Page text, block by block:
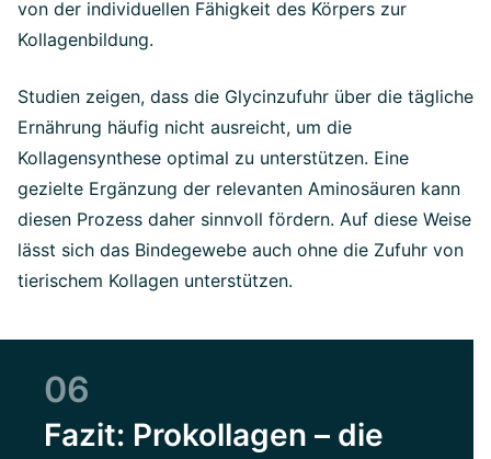
von der individuellen Fähigkeit des Körpers zur
Kollagenbildung.
Studien zeigen, dass die Glycinzufuhr über die tägliche
Ernährung häufig nicht ausreicht, um die
Kollagensynthese optimal zu unterstützen. Eine
gezielte Ergänzung der relevanten Aminosäuren kann
diesen Prozess daher sinnvoll fördern. Auf diese Weise
lässt sich das Bindegewebe auch ohne die Zufuhr von
tierischem Kollagen unterstützen.
06
Fazit: Prokollagen – die